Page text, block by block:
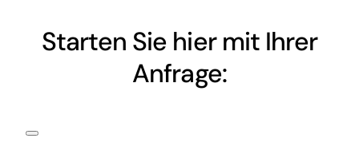
Starten Sie hier mit Ihrer
Anfrage: